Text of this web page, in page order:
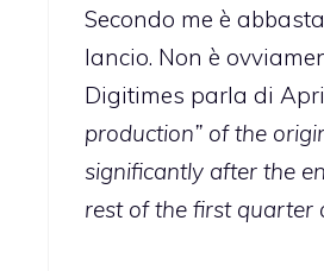
Secondo me è
lancio. Non è
Digitimes parla di
production” of the
significantly after the
rest of the first quarter